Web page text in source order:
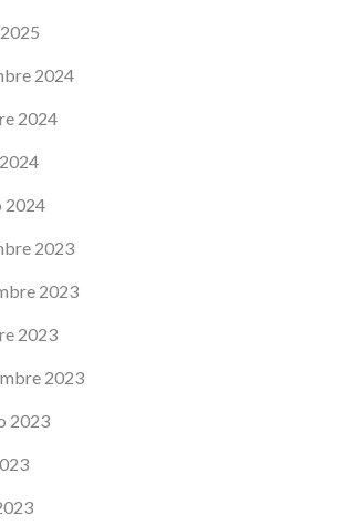
2024
2024
2024
2023
2023
2023
2023
2023